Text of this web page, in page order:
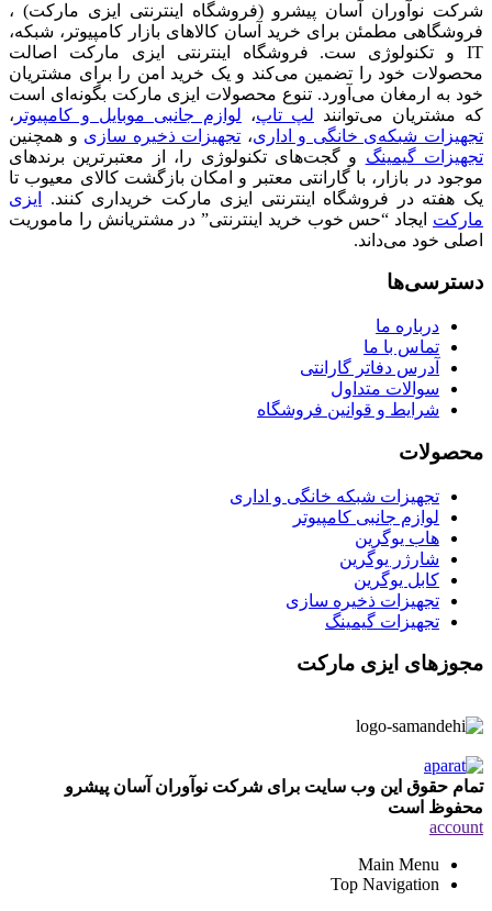
شرکت نوآوران آسان پیشرو (فروشگاه اینترنتی ایزی مارکت) ،
فروشگاهی مطمئن برای خرید آسان کالاهای بازار کامپیوتر، شبکه،
IT و تکنولوژی ست. فروشگاه اینترنتی ایزی مارکت اصالت
محصولات خود را تضمین می‌کند و یک خرید امن را برای مشتریان
خود به ارمغان می‌آورد. تنوع محصولات ایزی مارکت بگونه‌ای است
که مشتریان می‌توانند لپ تاپ، لوازم جانبی موبایل و کامپیوتر ،
تجهیزات شبکه‌ی خانگی و اداری، تجهیزات ذخیره سازی و همچنین
تجهیزات گیمینگ و گجت‌های تکنولوژی را، از معتبرترین برندهای
موجود در بازار، با گارانتی معتبر و امکان بازگشت کالای معیوب تا
یک هفته در فروشگاه اینترنتی ایزی مارکت خریداری کنند.
ایزی
مارکت ایجاد “حس خوب خرید اینترنتی” در مشتریانش را ماموریت
اصلی خود می‌داند.
دسترسی‌ها
درباره ما
تماس با ما
آدرس دفاتر گارانتی
سوالات متداول
شرایط و قوانین فروشگاه
محصولات
تجهیزات شبکه خانگی و اداری
لوازم جانبی کامپیوتر
هاب یوگرین
شارژر یوگرین
کابل یوگرین
تجهیزات ذخیره سازی
تجهیزات گیمینگ
مجوزهای ایزی مارکت
تمام حقوق این وب سایت برای شرکت نوآوران آسان پیشرو
محفوظ است
account
Main Menu
Top Navigation